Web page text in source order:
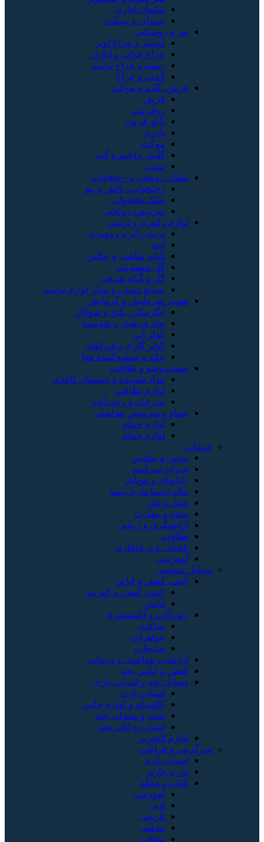
مبلمان اداری
صندلی و نیمکت
نور و روشنایی
لوستر و چراغ آویز
چراغ خواب و آباژور
ریسه و چراغ تزئینی
لامپ و چراغ
فرش، گلیم و موکت
فرش
روفرشی
تابلو فرش
پادری
موکت
گلیم، جاجیم و گبه
پشتی
تشک، روتختی و رختخواب
رختخواب، بالش و پتو
تشک تختخواب
سرویس روتختی
لوازم دکوری و تزئینی
پرده، رانر و رومیزی
آینه
تابلو، نقاشی و عکس
گل مصنوعی
گل و گیاه طبیعی
صنایع دستی و سایر لوازم تزئینی
تهویه، سرمایش و گرمایش
آبگرمکن، پکیج و شوفاژ
بخاری، هیتر و شومینه
کولر آبی
کولر گازی و فن‌کوئل
پنکه و تصفیه‌کنندهٔ هوا
شست‌وشو و نظافت
مواد شوینده و دستمال کاغذی
لوازم نظافت
بندرخت و رخت‌آویز
حمام و سرویس بهداشتی
لوازم حمام
لوازم حمام
خدمات
موتور و ماشین
پذیرایی/مراسم
رایانه‌ای و موبایل
مالی/حسابداری/بیمه
حمل و نقل
پیشه و مهارت
آرایشگری و زیبایی
نظافت
باغبانی و درختکاری
آموزشی
وسایل شخصی
کیف، کفش و لباس
کیف، کفش و کمربند
لباس
زیورآلات و اکسسوری
ساعت
جواهرات
بدلیجات
آرایشی، بهداشتی و درمانی
کفش و لباس بچه
وسایل بچه و اسباب بازی
اسباب بازی
کالسکه و لوازم جانبی
تخت و صندلی بچه
اسباب و اثاث بچه
لوازم التحریر
سرگرمی و فراغت
اسباب‌ بازی
تور و چارتر
کتاب و مجله
آموزشی
ادبی
تاریخی
مذهبی
مجلات